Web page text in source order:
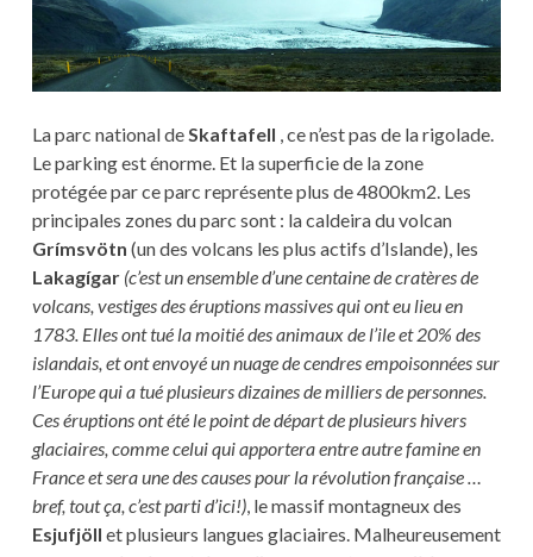
La parc national de Skaftafell , ce n’est pas de la rigolade.
Le parking est énorme. Et la superficie de la zone
protégée par ce parc représente plus de 4800km2. Les
principales zones du parc sont : la caldeira du volcan
Grímsvötn (un des volcans les plus actifs d’Islande), les
Lakagígar (c’est un ensemble d’une centaine de cratères de
volcans, vestiges des éruptions massives qui ont eu lieu en
1783. Elles ont tué la moitié des animaux de l’ile et 20% des
islandais, et ont envoyé un nuage de cendres empoisonnées sur
l’Europe qui a tué plusieurs dizaines de milliers de personnes.
Ces éruptions ont été le point de départ de plusieurs hivers
glaciaires, comme celui qui apportera entre autre famine en
France et sera une des causes pour la révolution française …
bref, tout ça, c’est parti d’ici!), le massif montagneux des
Esjufjöll et plusieurs langues glaciaires. Malheureusement